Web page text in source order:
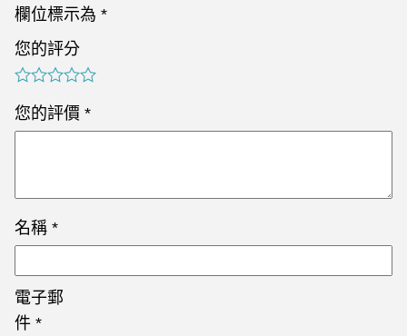
欄位標示為 *
您的評分
您的評價 *
名稱 *
電子郵
件 *